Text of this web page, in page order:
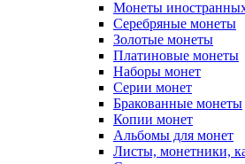
Монеты иностранных
Серебряные монеты
Золотые монеты
Платиновые монеты
Наборы монет
Серии монет
Бракованные монеты
Копии монет
Альбомы для монет
Листы, монетники,